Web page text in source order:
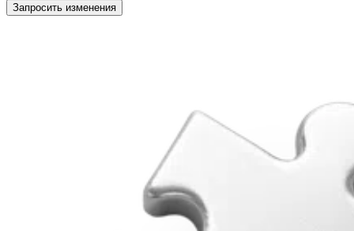
Запросить изменения